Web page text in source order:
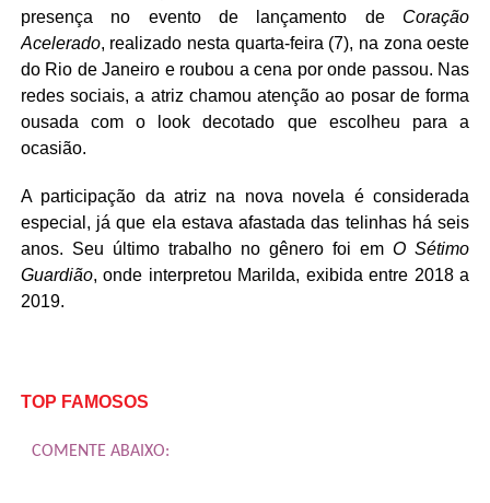
presença no evento de lançamento de Coração
Acelerado, realizado nesta quarta-feira (7), na zona oeste
do Rio de Janeiro e roubou a cena por onde passou. Nas
redes sociais, a atriz chamou atenção ao posar de forma
ousada com o look decotado que escolheu para a
ocasião.
A participação da atriz na nova novela é considerada
especial, já que ela estava afastada das telinhas há seis
anos. Seu último trabalho no gênero foi emO Sétimo
Guardião, onde interpretou Marilda, exibida entre 2018 a
2019.
TOP FAMOSOS
COMENTE ABAIXO: